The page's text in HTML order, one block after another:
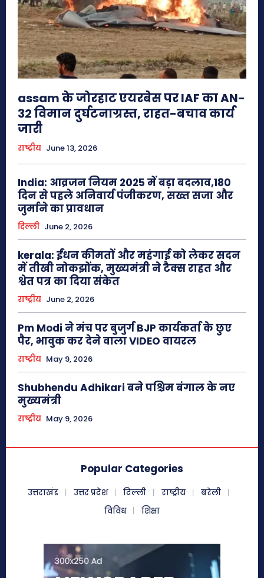
assam के जोरहाट एयरबेस पर IAF का AN-
32 विमान दुर्घटनाग्रस्त, राहत-बचाव कार्य
जारी
राष्ट्रीय June 13, 2026
India: आव्रजन नियम 2025 में बड़ा बदलाव,180
दिन से पहले अनिवार्य पंजीकरण, सख्त सजा और
जुर्माने का प्रावधान
दिल्ली June 2, 2026
kerala: ईंधन कीमतों और महंगाई को लेकर सदन
में तीखी नोकझोंक, मुख्यमंत्री ने टैक्स राहत और
श्वेत पत्र का दिया संकेत
राष्ट्रीय June 2, 2026
Pm Modi ने मंच पर बुजुर्ग BJP कार्यकर्ता के छुए
पैर, भावुक कर देने वाला VIDEO वायरल
राष्ट्रीय May 9, 2026
Shubhendu Adhikari बने पश्चिम बंगाल के नए
मुख्यमंत्री
राष्ट्रीय May 9, 2026
Popular Categories
उत्तराखंड उत्तर प्रदेश दिल्ली राष्ट्रीय
बरेली
विविध
शिक्षा